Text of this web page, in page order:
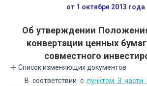
от 1 октября 2013
Об утверждении
конвертации ценных
совместного
Список изменяющих документов
В соответствии с пунктом 3 части